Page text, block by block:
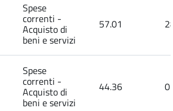
Spese
correnti -
Acquisto di
beni e servizi
57.01
Spese
correnti -
Acquisto di
beni e servizi
44.36